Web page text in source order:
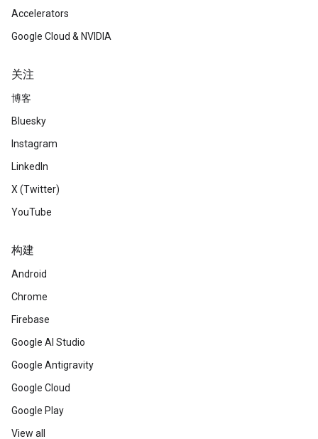
Accelerators
Google Cloud & NVIDIA
关注
博客
Bluesky
Instagram
LinkedIn
X (Twitter)
YouTube
构建
Android
Chrome
Firebase
Google AI Studio
Google Antigravity
Google Cloud
Google Play
View all